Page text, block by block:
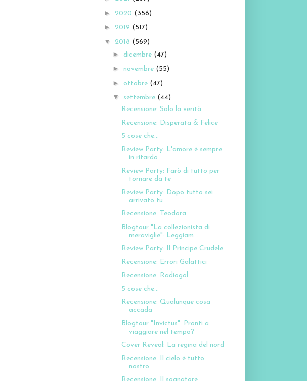
► 2020 (356)
► 2019 (517)
▼ 2018 (569)
► dicembre (47)
► novembre (55)
► ottobre (47)
▼ settembre (44)
Recensione: Solo la verità
Recensione: Disperata & Felice
5 cose che...
Review Party: L'amore è sempre
in ritardo
Review Party: Farò di tutto per
tornare da te
Review Party: Dopo tutto sei
arrivato tu
Recensione: Teodora
Blogtour "La collezionista di
meraviglie": Leggiam...
Review Party: Il Principe Crudele
Recensione: Errori Galattici
Recensione: Radiogol
5 cose che...
Recensione: Qualunque cosa
accada
Blogtour "Invictus": Pronti a
viaggiare nel tempo?
Cover Reveal: La regina del nord
Recensione: Il cielo è tutto
nostro